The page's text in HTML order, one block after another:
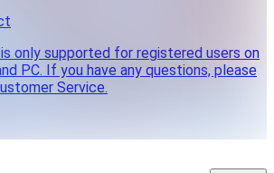
only supported for registered users on
PC. If you have any questions, please
Service.